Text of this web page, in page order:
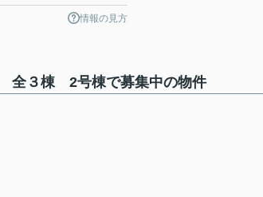
情報の見方
３棟 2号棟で募集中の物件